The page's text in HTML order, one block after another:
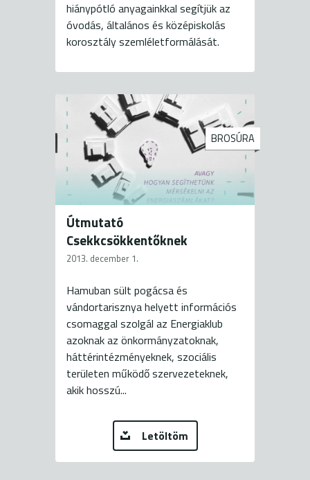
hiánypótló anyagainkkal segítjük az
óvodás, általános és középiskolás
korosztály szemléletformálását.
BROSÚRA
Útmutató
Csekkcsökkentőknek
2013. december 1.
Hamuban sült pogácsa és
vándortarisznya helyett információs
csomaggal szolgál az Energiaklub
azoknak az önkormányzatoknak,
háttérintézményeknek, szociális
területen működő szervezeteknek,
akik hosszú...
Letöltöm